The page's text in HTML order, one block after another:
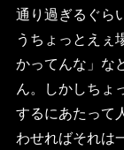
通り過ぎるぐら
うちょっとえぇ
かってんな」な
ん。しかしちょ
するにあたって
わせればそれは